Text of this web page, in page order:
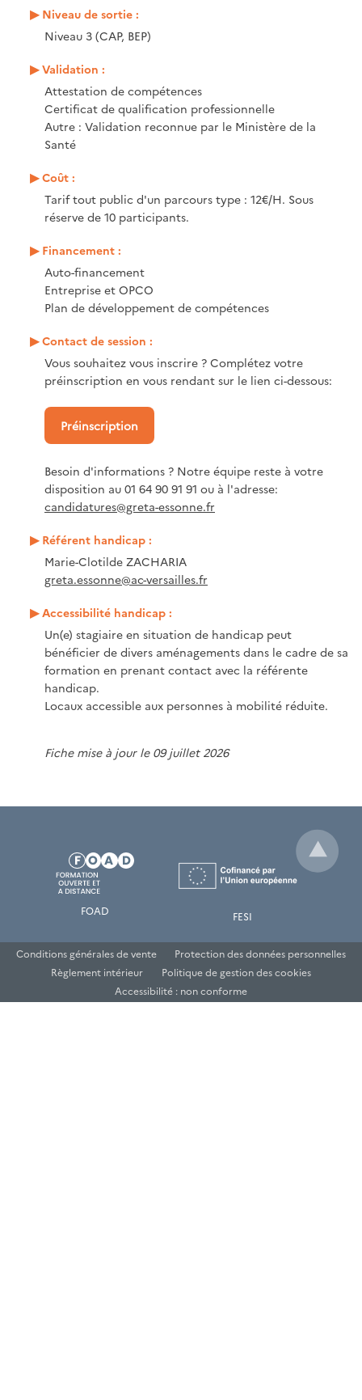
Niveau de sortie :
Niveau 3 (CAP, BEP)
Validation :
Attestation de compétences
Certificat de qualification professionnelle
Autre : Validation reconnue par le Ministère de la
Santé
Coût :
Tarif tout public d'un parcours type : 12€/H. Sous
réserve de 10 participants.
Financement :
Auto-financement
Entreprise et OPCO
Plan de développement de compétences
Contact de session :
Vous souhaitez vous inscrire ? Complétez votre
préinscription en vous rendant sur le lien ci-dessous:
Préinscription
Besoin d'informations ? Notre équipe reste à votre
disposition au 01 64 90 91 91 ou à l'adresse:
candidatures@greta-essonne.fr
Référent handicap :
Marie-Clotilde ZACHARIA
greta.essonne@ac-versailles.fr
Accessibilité handicap :
Un(e) stagiaire en situation de handicap peut
bénéficier de divers aménagements dans le cadre de sa
formation en prenant contact avec la référente
handicap.
Locaux accessible aux personnes à mobilité réduite.
Fiche mise à jour le 09 juillet 2026
FOAD FESI
Conditions générales de vente
Protection des données personnelles
Règlement intérieur
Politique de gestion des cookies
Accessibilité : non conforme